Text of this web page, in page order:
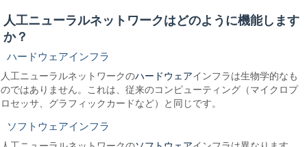
人工ニューラルネットワークはどのように機能します
か？
ハードウェアインフラ
人工ニューラルネットワークのハードウェアインフラは生物学的なも
のではありません。これは、従来のコンピューティング（マイクロプ
ロセッサ、グラフィックカードなど）と同じです。
ソフトウェアインフラ